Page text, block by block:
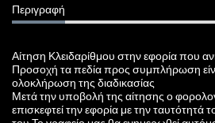
Περιγραφή
Αίτηση Κλειδαρίθμου στην εφορία που
Προσοχή τα πεδία προς συμπλήρωση
ολοκλήρωση της διαδικασίας
Μετά την υποβολή της αίτησης ο
επισκεφτεί την εφορία με την ταυτότητά